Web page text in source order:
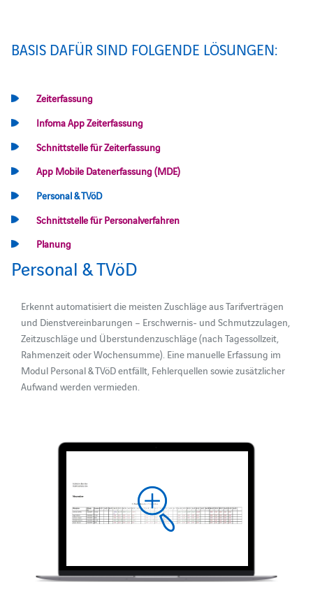
BASIS DAFÜR SIND FOLGENDE LÖSUNGEN:
Zeiterfassung
Infoma App Zeiterfassung
Schnittstelle für Zeiterfassung
App Mobile Datenerfassung (MDE)
Personal & TVöD
Schnittstelle für Personalverfahren
Planung
Personal & TVöD
Erkennt automatisiert die meisten Zuschläge aus Tarifverträgen
und Dienstvereinbarungen – Erschwernis- und Schmutzzulagen,
Zeitzuschläge und Überstundenzuschläge (nach Tagessollzeit,
Rahmenzeit oder Wochensumme). Eine manuelle Erfassung im
Modul Personal & TVöD entfällt, Fehlerquellen sowie zusätzlicher
Aufwand werden vermieden.